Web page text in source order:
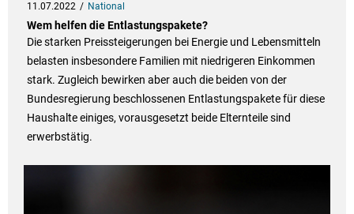
11.07.2022 National
Wem helfen die Entlastungspakete?
Die starken Preissteigerungen bei Energie und Lebensmitteln
belasten insbesondere Familien mit niedrigeren Einkommen
stark. Zugleich bewirken aber auch die beiden von der
Bundesregierung beschlossenen Entlastungspakete für diese
Haushalte einiges, vorausgesetzt beide Elternteile sind
erwerbstätig.